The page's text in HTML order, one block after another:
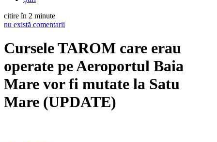
citire în 2 minute
nu există comentarii
Cursele TAROM care erau
operate pe Aeroportul Baia
Mare vor fi mutate la Satu
Mare (UPDATE)